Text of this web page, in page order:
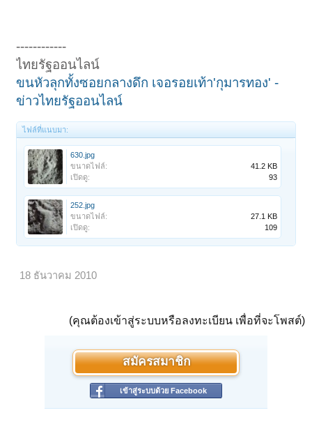
------------
ไทยรัฐออนไลน์
ขนหัวลุกทั้งซอยกลางดึก เจอรอยเท้า'กุมารทอง' -
ข่าวไทยรัฐออนไลน์
ไฟล์ที่แนบมา:
630.jpg
ขนาดไฟล์:
41.2 KB
เปิดดู:
93
252.jpg
ขนาดไฟล์:
27.1 KB
เปิดดู:
109
18 ธันวาคม 2010
(คุณต้องเข้าสู่ระบบหรือลงทะเบียน เพื่อที่จะโพสต์)
สมัครสมาชิก
เข้าสู่ระบบด้วย Facebook